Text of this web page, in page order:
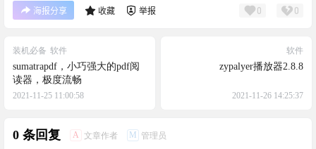
海报分享 收藏 举报 0 0
装机必备 软件
sumatrapdf，小巧强大的pdf阅
读器，极度流畅
2021-11-25 11:00:58
软件
zypalyer播放器2.8.8
2021-11-26 14:25:37
0 条回复 A 文章作者 M 管理员